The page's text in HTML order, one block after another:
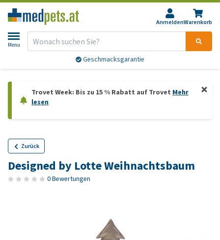
AnmeldenWarenkorb
Menu
Geschmacksgarantie
Trovet Week: Bis zu 15 % Rabatt auf Trovet Mehr
lesen
Zurück
Designed by Lotte Weihnachtsbaum
0 Bewertungen